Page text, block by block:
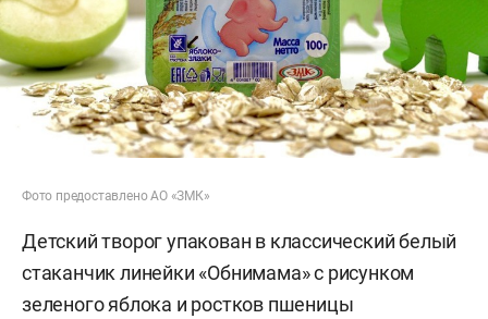
Фото предоставлено АО «ЗМК»
Детский творог упакован в классический белый
стаканчик линейки «Обнимама» с рисунком
зеленого яблока и ростков пшеницы